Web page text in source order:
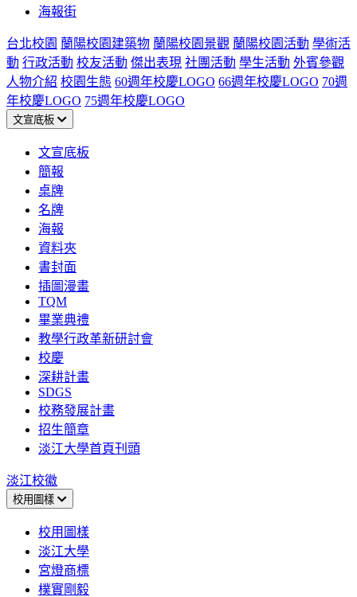
海報街
台北校園 蘭陽校園建築物 蘭陽校園景觀 蘭陽校園活動 學術活
動 行政活動 校友活動 傑出表現 社團活動 學生活動 外賓參觀
人物介紹 校園生態 60週年校慶LOGO 66週年校慶LOGO 70週
年校慶LOGO 75週年校慶LOGO
文宣底板
文宣底板
簡報
桌牌
名牌
海報
資料夾
書封面
插圖漫畫
TQM
畢業典禮
教學行政革新研討會
校慶
深耕計畫
SDGS
校務發展計畫
招生簡章
淡江大學首頁刊頭
淡江校徽
校用圖樣
校用圖樣
淡江大學
宮燈商標
樸實剛毅